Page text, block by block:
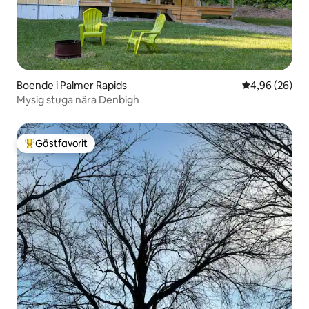
Boende i Palmer Rapids 4,96 av 5 i
4,96 (26)
Mysig stuga nära Denbigh
Populär gästfavorit
Gästfavorit